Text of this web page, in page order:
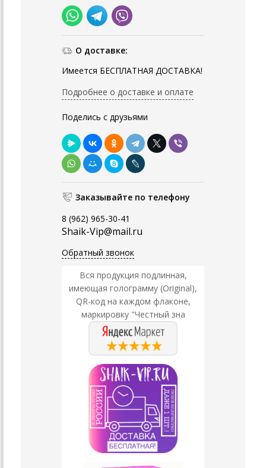
О доставке:
Имеется БЕСПЛАТНАЯ ДОСТАВКА!
Подробнее о доставке и оплате
Поделись с друзьями
Заказывайте по телефону
8 (962) 965-30-41
Shaik-Vip@mail.ru
Обратный звонок
Вся продукция подлинная,
имеющая голограмму (Original),
QR-код на каждом флаконе,
маркировку "Честный зна